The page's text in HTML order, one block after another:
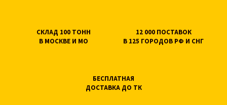
СКЛАД 100 ТОНН
В МОСКВЕ И МО
12 000 ПОСТАВОК
В 125 ГОРОДОВ РФ И СНГ
БЕСПЛАТНАЯ
ДОСТАВКА ДО ТК